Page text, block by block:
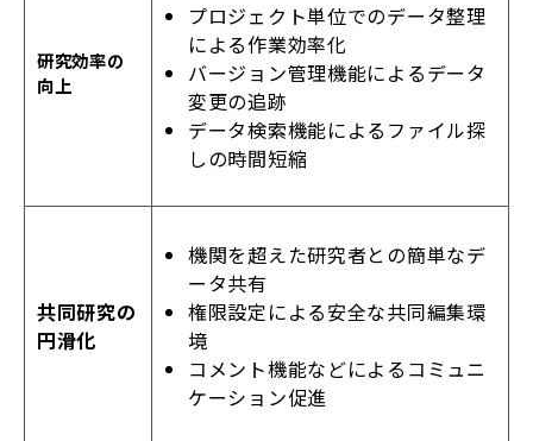
研究効率の
向上
プロジェクト単位でのデータ整理
による作業効率化
バージョン管理機能によるデータ
変更の追跡
データ検索機能によるファイル探
しの時間短縮
共同研究の
円滑化
機関を超えた研究者との簡単なデ
ータ共有
権限設定による安全な共同編集環
境
コメント機能などによるコミュニ
ケーション促進